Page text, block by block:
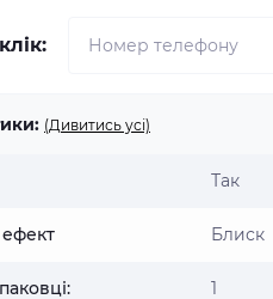
(Дивитись усі)
Так
Блиск
1